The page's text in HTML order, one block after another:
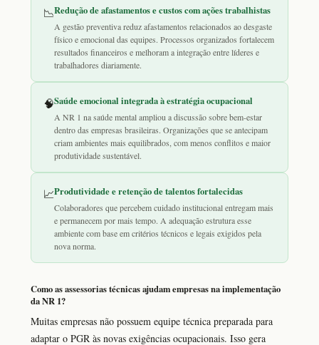
📉Redução de afastamentos e custos com ações trabalhistas
A gestão preventiva reduz afastamentos relacionados ao desgaste
físico e emocional das equipes. Processos organizados fortalecem
resultados financeiros e melhoram a integração entre líderes e
trabalhadores diariamente.
🧠Saúde emocional integrada à estratégia ocupacional
A NR 1 na saúde mental ampliou a discussão sobre bem-estar
dentro das empresas brasileiras. Organizações que se antecipam
criam ambientes mais equilibrados, com menos conflitos e maior
produtividade sustentável.
📈Produtividade e retenção de talentos fortalecidas
Colaboradores que percebem cuidado institucional entregam mais
e permanecem por mais tempo. A adequação estrutura esse
ambiente com base em critérios técnicos e legais exigidos pela
nova norma.
Como as assessorias técnicas ajudam empresas na implementação
da NR 1?
Muitas empresas não possuem equipe técnica preparada para
adaptar o PGR às novas exigências ocupacionais. Isso gera